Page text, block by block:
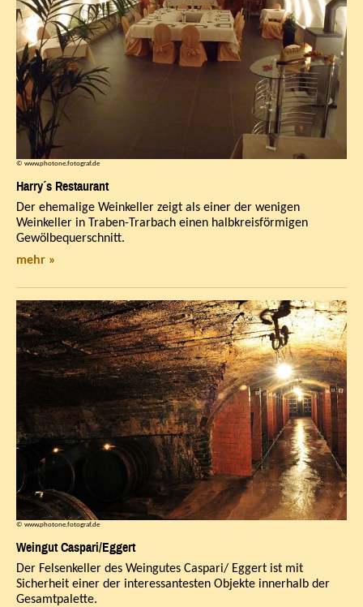
© www.photone.fotograf.de
Harry´s Restaurant
Der ehemalige Weinkeller zeigt als einer der wenigen
Weinkeller in Traben-Trarbach einen halbkreisförmigen
Gewölbequerschnitt.
mehr »
© www.photone.fotograf.de
Weingut Caspari/Eggert
Der Felsenkeller des Weingutes Caspari/ Eggert ist mit
Sicherheit einer der interessantesten Objekte innerhalb der
Gesamtpalette.